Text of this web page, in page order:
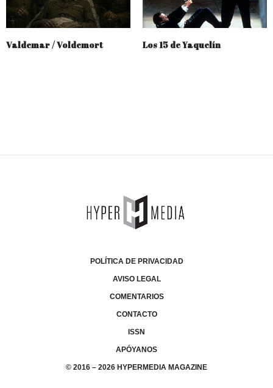
Valdemar / Voldemort Los 15 de Yaquelín
POLÍTICA DE PRIVACIDAD
AVISO LEGAL
COMENTARIOS
CONTACTO
ISSN
APÓYANOS
© 2016 – 2026 HYPERMEDIA MAGAZINE